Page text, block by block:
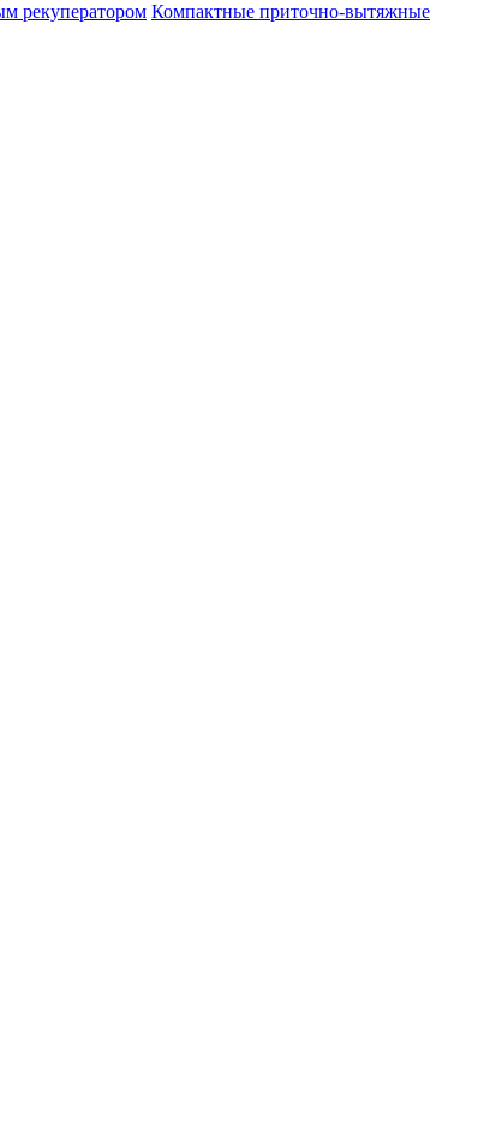
рекуператором Компактные приточно-вытяжные